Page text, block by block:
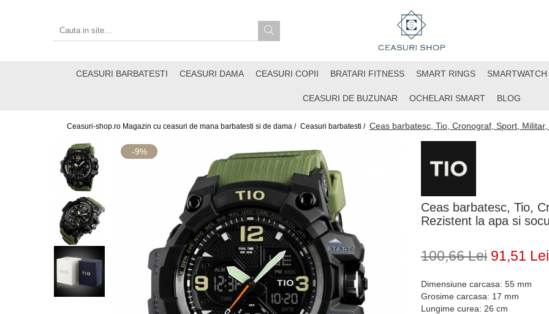
CEASURI BARBATESTI CEASURI DAMA CEASURI COPII BRATARI FITNESS SMART RINGS SMARTWATCH
CEASURI DE BUZUNAR OCHELARI SMART BLOG
Ceasuri-shop.ro Magazin cu ceasuri de mana barbatesti si de dama / Ceasuri barbatesti / Ceas barbatesc, Tio, Cronograf, Sport,
Ceas barbatesc, Tio,
Rezistent la apa si
-9%
100,66 Lei 91,51 Lei
Dimensiune carcasa: 55 mm
Grosime carcasa: 17 mm
Lungime curea: 26 cm